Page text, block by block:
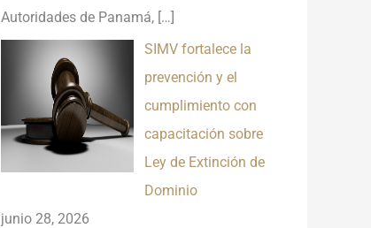
Autoridades de Panamá, […]
SIMV fortalece la
prevención y el
cumplimiento con
capacitación sobre
Ley de Extinción de
Dominio
junio 28, 2026